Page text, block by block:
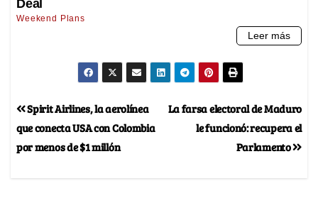
La farsa electoral de Maduro
le funcionó: recupera el
Parlamento
Spirit Airlines, la aerolínea
que conecta USA con Colombia
por menos de $1 millón